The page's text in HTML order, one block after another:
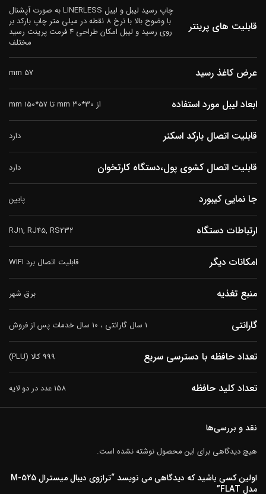
قابلیت های پرینتر
چاپ رسید لیبل و لیبل LINERLESS به صورت آپشنال
با وضوح بالا با نرخ 8 نقطه در میلی متر چاپ بارکد بر
روی رسید و لیبل امکان طراحی 4 فرمت پرینت رسید
مختلف
عرض کاغذ رسید 57 mm
ابعاد لیبل مورد استفاده از 30*30 mm تا 57*150 mm
قابلیت اتصال بارکد اسکنر دارد
قابلیت اتصال کشوی پول،دستگاه کارتخوان دارد
جا نمایی کیبورد پایین
ارتباطات دستگاه RJ11, RJ45, RS232
امکانات دیگر قابلیت اتصال برد WIFI
منبع تغذیه برق شهر
گارانتی 1 سال گارانتی ، 10 سال خدمات پس از فروش
تعداد حافظه با دسترسی سریع 999 کالا (PLU)
تعداد کلید حافظه 158 عدد در دو لایه
نقد و بررسی‌ها
هیچ دیدگاهی برای این محصول نوشته نشده است.
اولین کسی باشید که دیدگاهی می نویسد “ترازوی دیبال میسترال M-525
مدل FLAT”